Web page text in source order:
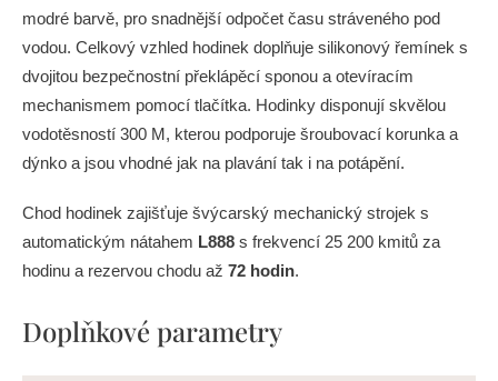
modré barvě, pro snadnější odpočet času stráveného pod
vodou. Celkový vzhled hodinek doplňuje silikonový řemínek s
dvojitou bezpečnostní překlápěcí sponou a otevíracím
mechanismem pomocí tlačítka. Hodinky disponují skvělou
vodotěsností 300 M, kterou podporuje šroubovací korunka a
dýnko a jsou vhodné jak na plavání tak i na potápění.
Chod hodinek zajišťuje švýcarský mechanický strojek s
automatickým nátahem L888 s frekvencí 25 200 kmitů za
hodinu a rezervou chodu až 72 hodin.
Doplňkové parametry